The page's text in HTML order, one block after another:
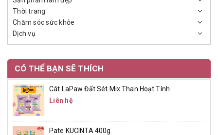
Thời trang
Chăm sóc sức khỏe
Dịch vụ
CÓ THỂ BẠN SẼ THÍCH
Cát LaPaw Đất Sét Mix Than Hoạt Tính
Liên hệ
Pate KUCINTA 400g